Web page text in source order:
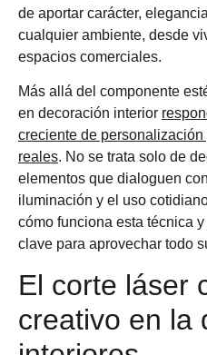
de aportar carácter,
cualquier ambiente, desde
espacios comerciales.
Más allá del componente
en decoración interior
creciente de
reales. No se trata solo de
elementos que dialoguen
iluminación y el uso
cómo funciona esta técnica
clave para aprovechar todo
El corte láser
creativo en la